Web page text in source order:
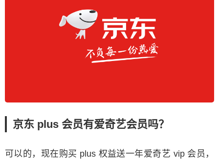
京东 plus 会员有爱奇艺会员吗？
可以的，现在购买 plus 权益送一年爱奇艺 vip 会员，